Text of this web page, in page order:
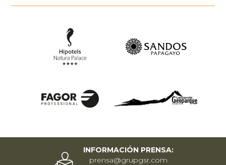
INFORMACIÓN PRENSA:
prensa@grupgsr.com